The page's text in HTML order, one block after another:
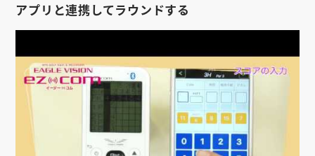
アプリと連携してラウンドする